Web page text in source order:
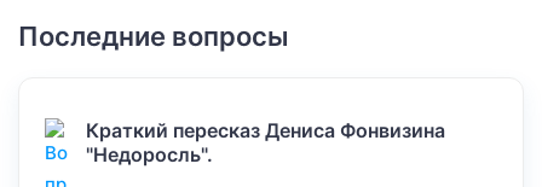
Последние вопросы
Краткий пересказ Дениса Фонвизина
"Недоросль".